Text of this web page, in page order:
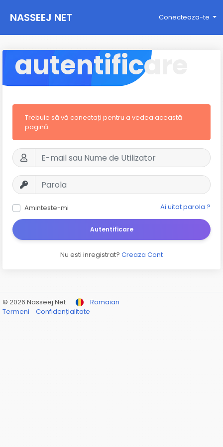
NASSEEJ NET Conecteaza-te
autentificare
Trebuie să vă conectați pentru a vedea această
pagină
Aminteste-mi Ai uitat parola ?
Autentificare
Nu esti inregistrat? Creaza Cont
© 2026 Nasseej Net
Romaian
Termeni
Confidențialitate